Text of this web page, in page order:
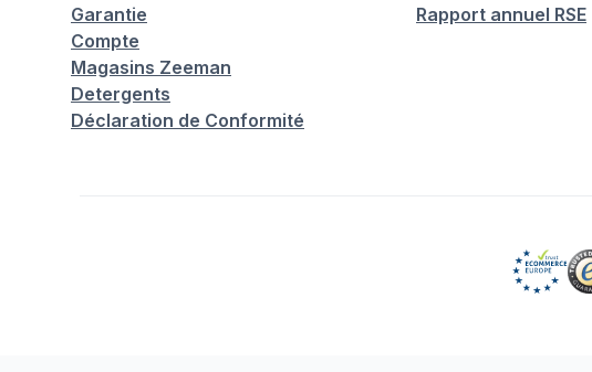
Garantie
Compte
Magasins Zeeman
Detergents
Déclaration de Conformité
Rapport annuel RSE